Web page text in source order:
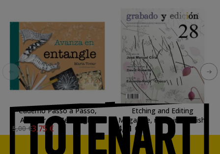
Caderno Passo a Passo,
Avançar em Zentangle,
Talens (em espanhol)
5,00 €3,75 €
Etching and Editing
Magazine, n. 28, in Spanish.
4,81 €